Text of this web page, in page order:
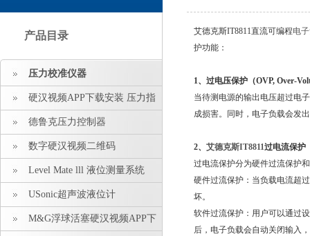
产品目录
压力校准仪器
硬汉视频APP下载安装 压力指
示仪 压力标准源
德鲁克压力控制器
数字硬汉视频二维码
Level Mate lll 液位测量系统
USonic超声波液位计
M&G浮球活塞硬汉视频APP下
艾德克斯IT8811直流可编程电
护功能：
1、过电压保护（OVP, Over-
当待测电源的输出电压超过电子
成损害。同时，电子负载会
2、 艾德克斯IT8811过电流保护
过电流保护分为硬件过流保护和
硬件过流保护：当负载电流超过
坏。
软件过流保护：用户可以
后，电子负载会自动关闭输入